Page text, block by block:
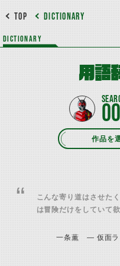
DICTIONARY
TOP
DICTIONARY
用語
作品を
00
“
こんな寄り道はさせた
は冒険だけをしていて欲
一条薫 — 仮面ラ